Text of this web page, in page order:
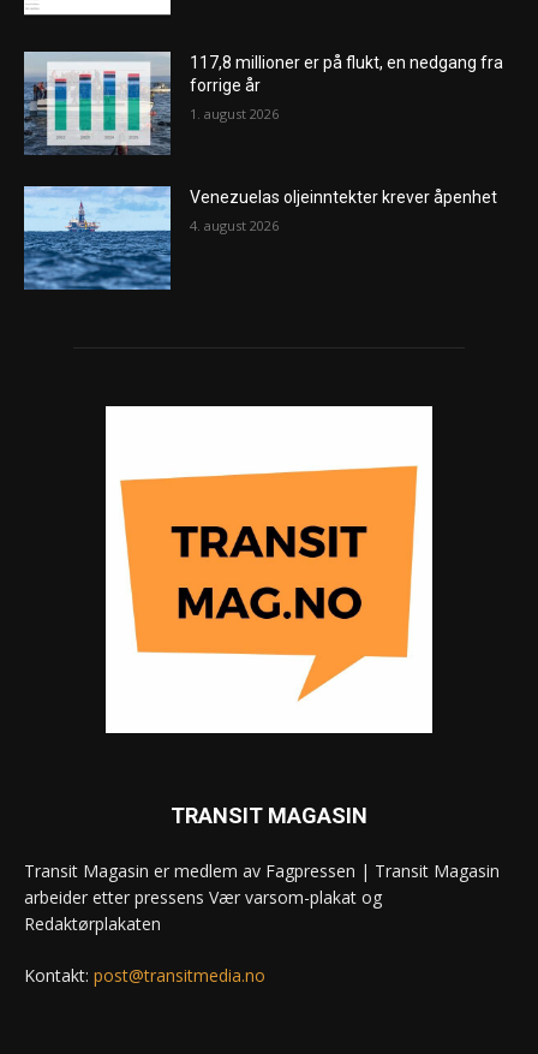
117,8 millioner er på flukt, en nedgang fra
forrige år
1. august 2026
Venezuelas oljeinntekter krever åpenhet
4. august 2026
TRANSIT MAGASIN
Transit Magasin er medlem av Fagpressen | Transit Magasin
arbeider etter pressens Vær varsom-plakat og
Redaktørplakaten
Kontakt: post@transitmedia.no